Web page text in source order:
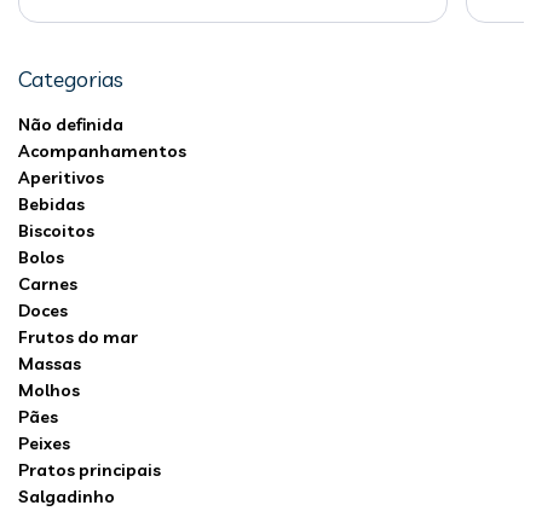
Categorias
Não definida
Acompanhamentos
Aperitivos
Bebidas
Biscoitos
Bolos
Carnes
Doces
Frutos do mar
Massas
Molhos
Pães
Peixes
Pratos principais
Salgadinho